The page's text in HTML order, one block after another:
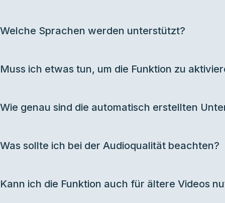
Welche Sprachen werden unterstützt?
Muss ich etwas tun, um die Funktion zu
Wie genau sind die automatisch erstellten
Was sollte ich bei der Audioqualität beachten?
Kann ich die Funktion auch für ältere Videos